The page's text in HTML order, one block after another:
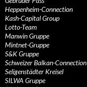
Heppenheim-Connection
Kash-Capital Group
Lotto-Team
Manwin Gruppe
Mintnet-Gruppe
S&K Gruppe
Schweizer Balkan-Connection
Seligenstädter Kreisel
SILWA Gruppe